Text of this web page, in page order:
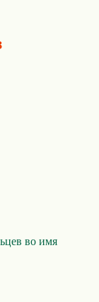
во имя